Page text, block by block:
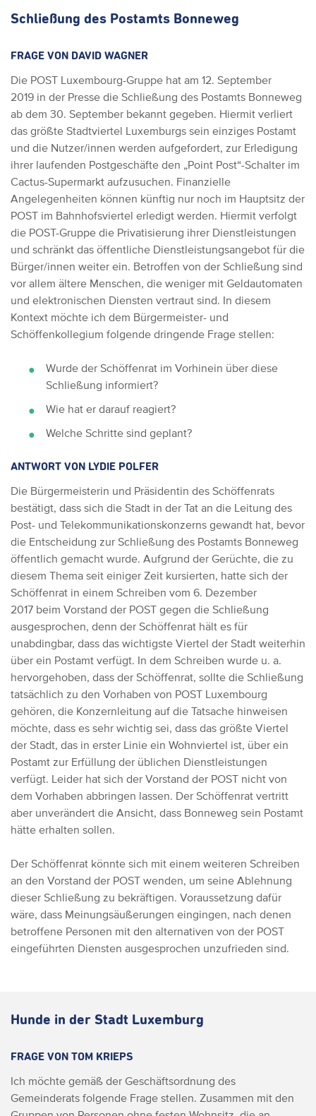
Schließung des Postamts Bonneweg
FRAGE VON DAVID WAGNER
Die POST Luxembourg-Gruppe hat am 12. September
2019 in der Presse die Schließung des Postamts Bonneweg
ab dem 30. September bekannt gegeben. Hiermit verliert
das größte Stadtviertel Luxemburgs sein einziges Postamt
und die Nutzer/innen werden aufgefordert, zur Erledigung
ihrer laufenden Postgeschäfte den „Point Post“-Schalter im
Cactus-Supermarkt aufzusuchen. Finanzielle
Angelegenheiten können künftig nur noch im Hauptsitz der
POST im Bahnhofsviertel erledigt werden. Hiermit verfolgt
die POST-Gruppe die Privatisierung ihrer Dienstleistungen
und schränkt das öffentliche Dienstleistungsangebot für die
Bürger/innen weiter ein. Betroffen von der Schließung sind
vor allem ältere Menschen, die weniger mit Geldautomaten
und elektronischen Diensten vertraut sind. In diesem
Kontext möchte ich dem Bürgermeister- und
Schöffenkollegium folgende dringende Frage stellen:
Wurde der Schöffenrat im Vorhinein über diese
Schließung informiert?
Wie hat er darauf reagiert?
Welche Schritte sind geplant?
ANTWORT VON LYDIE POLFER
Die Bürgermeisterin und Präsidentin des Schöffenrats
bestätigt, dass sich die Stadt in der Tat an die Leitung des
Post- und Telekommunikationskonzerns gewandt hat, bevor
die Entscheidung zur Schließung des Postamts Bonneweg
öffentlich gemacht wurde. Aufgrund der Gerüchte, die zu
diesem Thema seit einiger Zeit kursierten, hatte sich der
Schöffenrat in einem Schreiben vom 6. Dezember
2017 beim Vorstand der POST gegen die Schließung
ausgesprochen, denn der Schöffenrat hält es für
unabdingbar, dass das wichtigste Viertel der Stadt weiterhin
über ein Postamt verfügt. In dem Schreiben wurde u. a.
hervorgehoben, dass der Schöffenrat, sollte die Schließung
tatsächlich zu den Vorhaben von POST Luxembourg
gehören, die Konzernleitung auf die Tatsache hinweisen
möchte, dass es sehr wichtig sei, dass das größte Viertel
der Stadt, das in erster Linie ein Wohnviertel ist, über ein
Postamt zur Erfüllung der üblichen Dienstleistungen
verfügt. Leider hat sich der Vorstand der POST nicht von
dem Vorhaben abbringen lassen. Der Schöffenrat vertritt
aber unverändert die Ansicht, dass Bonneweg sein Postamt
hätte erhalten sollen.
Der Schöffenrat könnte sich mit einem weiteren Schreiben
an den Vorstand der POST wenden, um seine Ablehnung
dieser Schließung zu bekräftigen. Voraussetzung dafür
wäre, dass Meinungsäußerungen eingingen, nach denen
betroffene Personen mit den alternativen von der POST
eingeführten Diensten ausgesprochen unzufrieden sind.
Hunde in der Stadt Luxemburg
FRAGE VON TOM KRIEPS
Ich möchte gemäß der Geschäftsordnung des
Gemeinderats folgende Frage stellen. Zusammen mit den